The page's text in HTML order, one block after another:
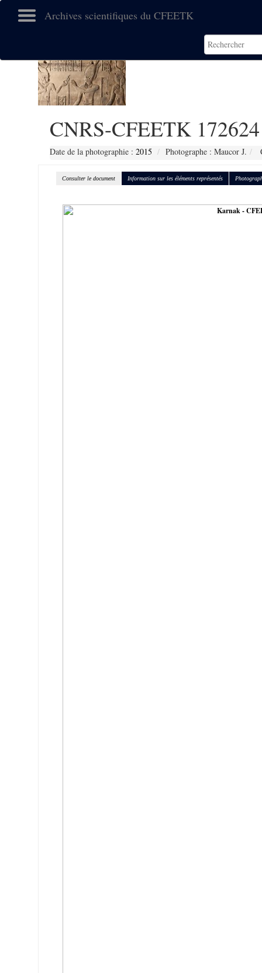
Archives scientifiques du CFEETK
CNRS-CFEETK 172624
Date de la photographie : 2015 Photographe : Maucor J.
Consulter le document Information sur les éléments représentés